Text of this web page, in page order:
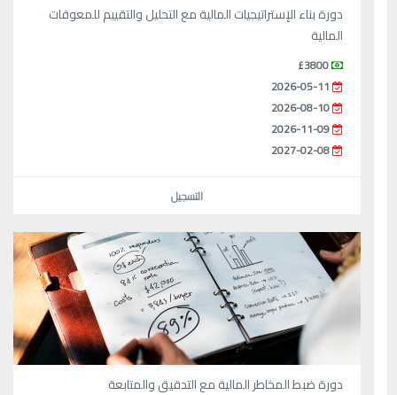
دورة بناء الإستراتيجيات المالية مع التحليل والتقييم للمعوقات
المالية
£3800
2026-05-11
2026-08-10
2026-11-09
2027-02-08
التسجيل
دورة ضبط المخاطر المالية مع التدقيق والمتابعة